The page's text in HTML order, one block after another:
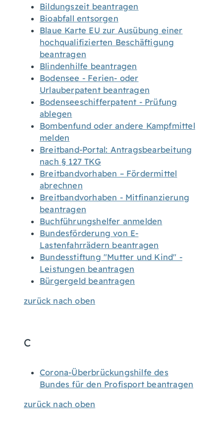
Bildungszeit beantragen
Bioabfall entsorgen
Blaue Karte EU zur Ausübung einer
hochqualifizierten Beschäftigung
beantragen
Blindenhilfe beantragen
Bodensee - Ferien- oder
Urlauberpatent beantragen
Bodenseeschifferpatent - Prüfung
ablegen
Bombenfund oder andere Kampfmittel
melden
Breitband-Portal: Antragsbearbeitung
nach § 127 TKG
Breitbandvorhaben – Fördermittel
abrechnen
Breitbandvorhaben - Mitfinanzierung
beantragen
Buchführungshelfer anmelden
Bundesförderung von E-
Lastenfahrrädern beantragen
Bundesstiftung "Mutter und Kind" -
Leistungen beantragen
Bürgergeld beantragen
zurück nach oben
C
Corona-Überbrückungshilfe des
Bundes für den Profisport beantragen
zurück nach oben